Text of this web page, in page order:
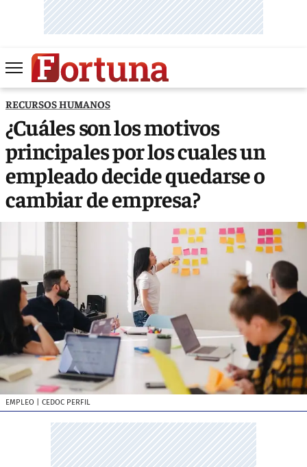
RECURSOS HUMANOS
¿Cuáles son los motivos
principales por los cuales un
empleado decide quedarse o
cambiar de empresa?
EMPLEO | CEDOC PERFIL